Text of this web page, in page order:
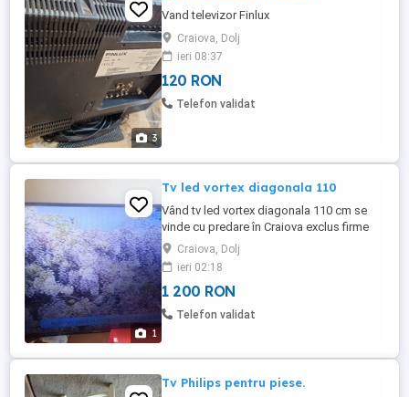
3
Vand televizor Finlux
Craiova, Dolj
ieri 08:37
120 RON
Telefon validat
1
Tv led vortex diagonala 110
Vând tv led vortex diagonala 110 cm se
vinde cu predare în Craiova exclus firme
de transport telefon
Craiova, Dolj
ieri 02:18
1 200 RON
Telefon validat
Tv Philips pentru piese.